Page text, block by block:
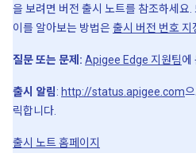
을 보려면 버전 출시 노트를 참조하세요
이를 알아보는 방법은출시 버전 번호 지
질문 또는 문제: Apigee Edge 지원팀에
출시 알림: http://status.apigee.com
릭합니다.
출시 노트 홈페이지